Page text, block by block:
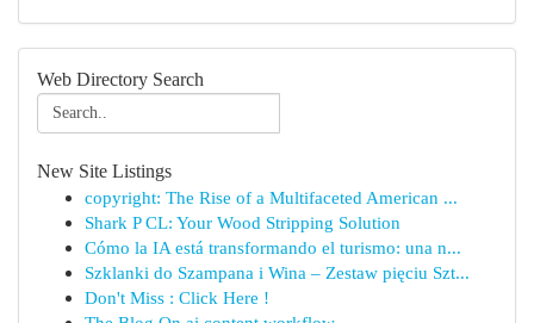
Web Directory Search
New Site Listings
copyright: The Rise of a Multifaceted American ...
Shark P CL: Your Wood Stripping Solution
Cómo la IA está transformando el turismo: una n...
Szklanki do Szampana i Wina – Zestaw pięciu Szt...
Don't Miss : Click Here !